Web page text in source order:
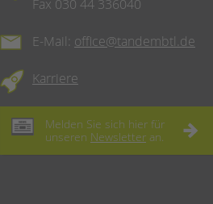
Fax 030 44 336040
E-Mail: office@tandembtl.de
Karriere
Melden Sie sich hier für
unseren Newsletter an.